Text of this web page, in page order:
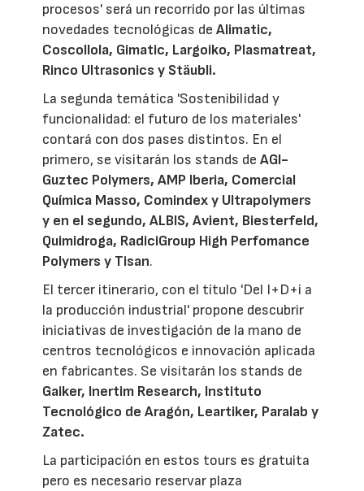
procesos' será un recorrido por las últimas
novedades tecnológicas deAlimatic,
Coscollola, Gimatic, Largoiko, Plasmatreat,
Rinco Ultrasonics y Stäubli.
La segunda temática 'Sostenibilidad y
funcionalidad: el futuro de los materiales'
contará con dos pases distintos. En el
primero, se visitarán los stands deAGI-
Guztec Polymers, AMP Iberia, Comercial
Química Masso, Comindex y Ultrapolymers
y en el segundo, ALBIS, Avient, Biesterfeld,
Quimidroga, RadiciGroup High Perfomance
Polymers y Tisan.
El tercer itinerario, con el título 'Del I+D+i a
la producción industrial' propone descubrir
iniciativas de investigación de la mano de
centros tecnológicos e innovación aplicada
en fabricantes. Se visitarán los stands de
Gaiker, Inertim Research, Instituto
Tecnológico de Aragón, Leartiker, Paralab y
Zatec.
La participación en estos tours es gratuita
pero es necesario reservar plaza